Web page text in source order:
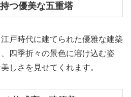
つ優美な五重塔
戸時代に建てられた優雅な建築
四季折々の景色に溶け込む姿
しさを見せてくれます。